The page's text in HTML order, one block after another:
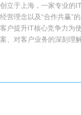
创立于上海，一家专业的
经营理念以及“合作共赢”
客户提升IT核心竞争力为
案、对客户业务的深刻理